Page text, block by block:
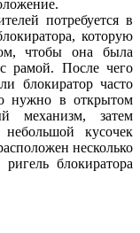
потребуется в
которую
чтобы она была
рамой. После чего
блокиратор часто
нужно в открытом
механизм, затем
кусочек
несколько
блокиратора